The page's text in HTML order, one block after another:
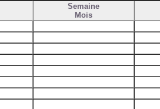
Semaine
Mois